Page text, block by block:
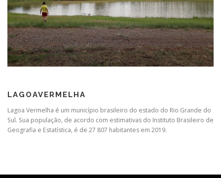
LAGOAVERMELHA
Lagoa Vermelha é um município brasileiro do estado do Rio Grande do
Sul. Sua população, de acordo com estimativas do Instituto Brasileiro de
Geografia e Estatística, é de 27 807 habitantes em 2019.